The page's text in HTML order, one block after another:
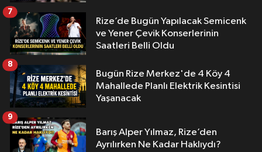
Rize’de Bugün Yapılacak Semicenk
ve Yener Çevik Konserlerinin
Saatleri Belli Oldu
7
Bugün Rize Merkez'de 4 Köy 4
Mahallede Planlı Elektrik Kesintisi
Yaşanacak
8
Barış Alper Yılmaz, Rize’den
Ayrılırken Ne Kadar Haklıydı?
9